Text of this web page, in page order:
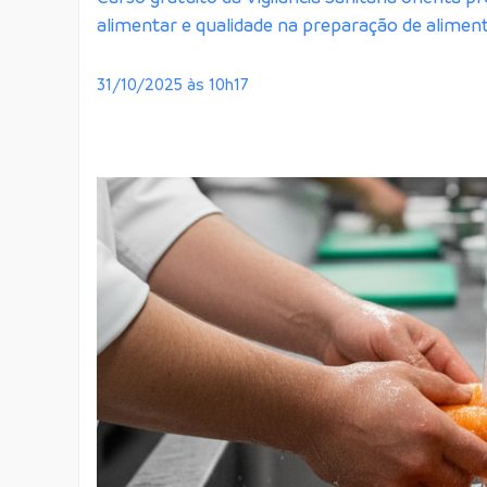
alimentar e qualidade na preparação de
31/10/2025 às 10h17